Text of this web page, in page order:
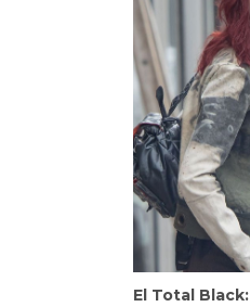
El Total Black: